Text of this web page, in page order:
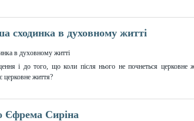
в духовному житті
і до того, що коли після нього не почнеться церковне
церковне життя?
Єфрема Сиріна